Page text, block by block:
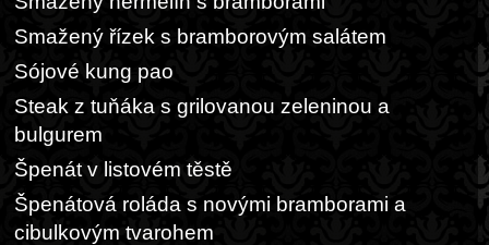
Smažený řízek s bramborovým salátem
Sójové kung pao
Steak z tuňáka s grilovanou zeleninou a
bulgurem
Špenát v listovém těstě
Špenátová roláda s novými bramborami a
cibulkovým tvarohem